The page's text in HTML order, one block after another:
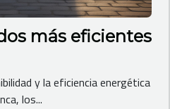
más eficientes
y la eficiencia energética
los...